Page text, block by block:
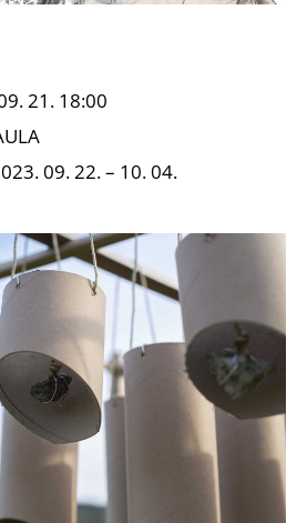
21. 18:00
09. 22. – 10. 04.